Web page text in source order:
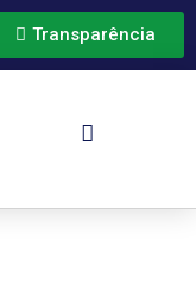
Transparência